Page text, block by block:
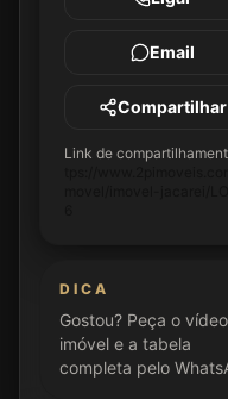
Email
Compartilhar
Link de
DICA
Gostou? Peça o
imóvel e a tabela
completa pelo